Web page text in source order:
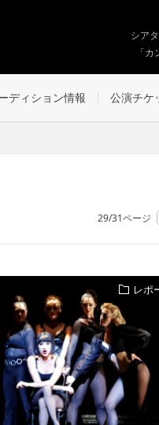
シア
「
ディション情報 公演チケ
29/31ページ
レポ